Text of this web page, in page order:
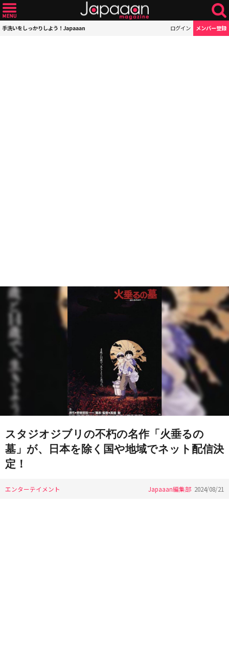
手洗いをしっかりしよう！Japaaan ログイン メンバー登録
スタジオジブリの不朽の名作「火垂るの
墓」が、日本を除く国や地域でネット配信決
定！
エンターテイメント Japaaan編集部 2024/08/21